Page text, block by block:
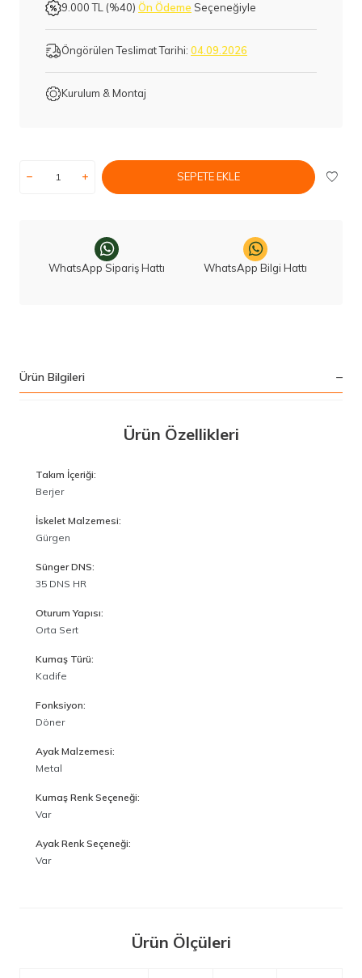
9.000 TL (%40) Ön Ödeme Seçeneğiyle
Öngörülen Teslimat Tarihi: 04.09.2026
Kurulum & Montaj
SEPETE EKLE
WhatsApp Sipariş Hattı WhatsApp Bilgi Hattı
Ürün Bilgileri
Ürün Özellikleri
Takım İçeriği:
Berjer
İskelet Malzemesi:
Gürgen
Sünger DNS:
35 DNS HR
Oturum Yapısı:
Orta Sert
Kumaş Türü:
Kadife
Fonksiyon:
Döner
Ayak Malzemesi:
Metal
Kumaş Renk Seçeneği:
Var
Ayak Renk Seçeneği:
Var
Ürün Ölçüleri